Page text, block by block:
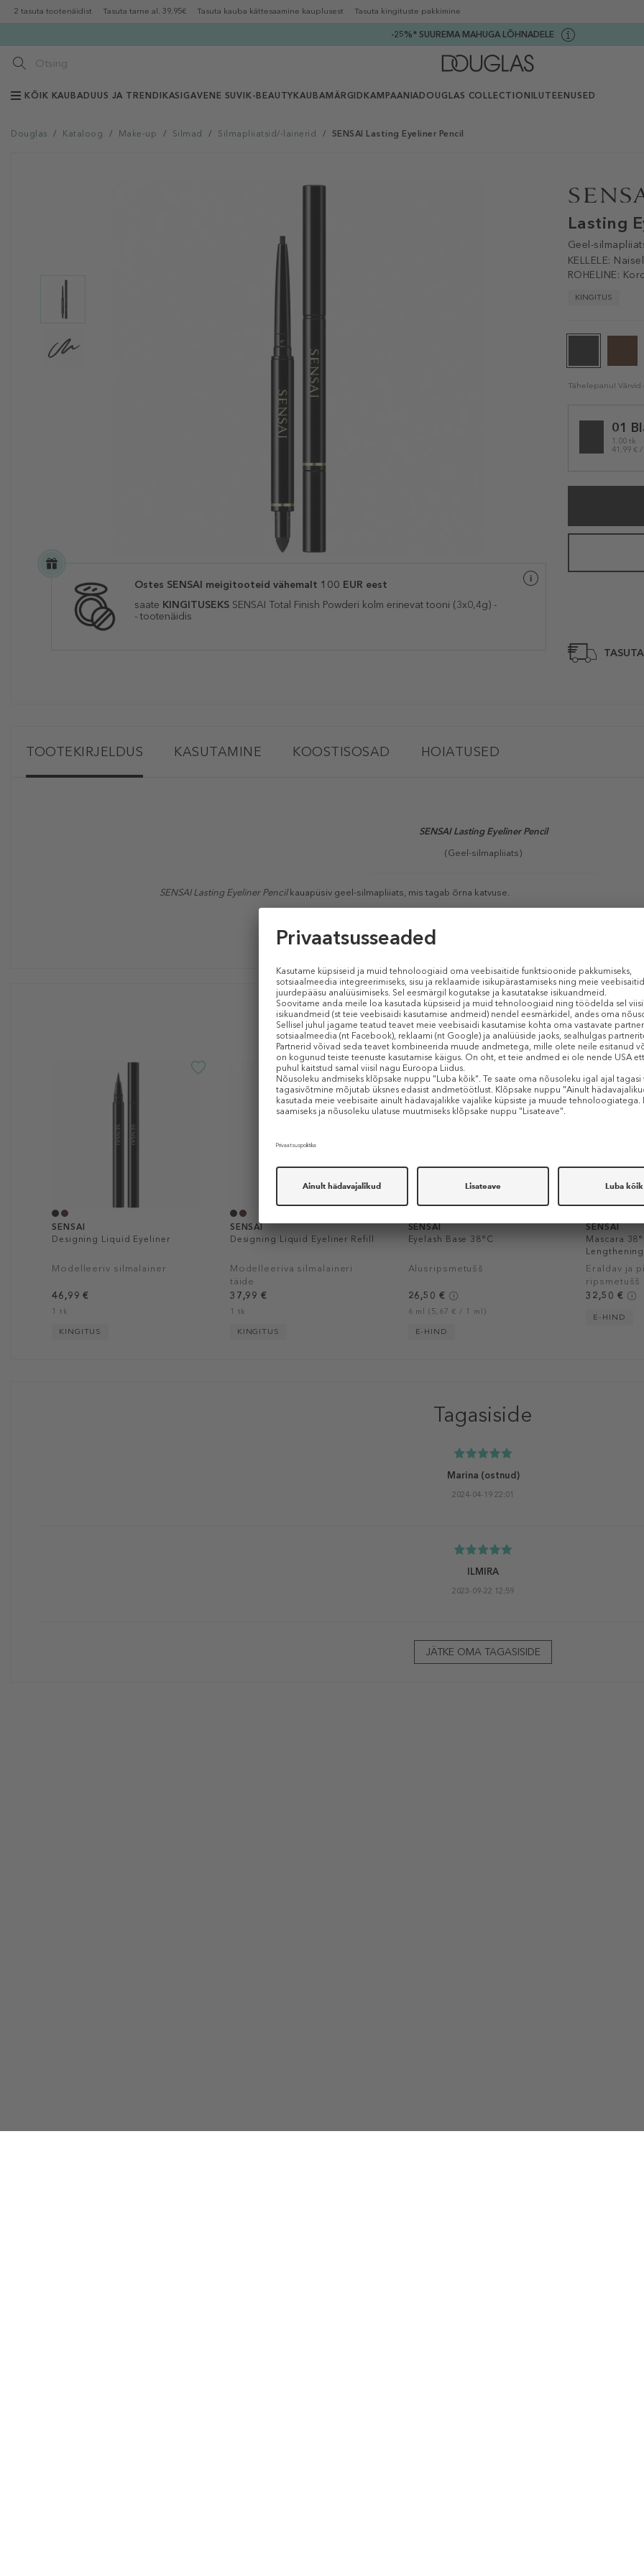
2 tasuta tootenäidist Tasuta tarne al. 39,95€ Tasuta kauba kättesaamine kauplusest Tasuta kingituste pakkimine
-25%* SUUREMA MAHUGA LÕHNADELE
KÕIK KAUBADUUS JA TRENDIKAS IGAVENE SUVI K-BEAUTY KAUBAMÄRGID KAMPAANIADOUGLAS COLLECTION ILUTEENUSED
Douglas / Kataloog / Make-up / Silmad / Silmapliiatsid/-lainerid / SENSAI Lasting Eyeliner Pencil
Lasting
Geel-
KELLELE:
ROHELINE:
KINGITUS
Tähelepanu!
variation01
1.00 tk
41,99 €
Ostes SENSAI meigitooteid vähemalt 100 EUR eest
saate KINGITUSEKS SENSAI Total Finish Powderi kolm erinevat tooni (3x0,4g) -
-tootenäidis
TOOTEKIRJELDUS KASUTAMINE KOOSTISOSAD HOIATUSED
SENSAILasting Eyeliner Pencil
(Geel-silmapliiats)
SENSAI Lasting Eyeliner Pencilkauapüsiv geel-silmapliiats, mis tagab õrna katvuse.
Sarnased tooted
SENSAI
Designing Liquid Eyeliner
Modelleeriv silmalainer
46,99 €
1 tk
KINGITUS
SENSAI
Designing Liquid Eyeliner Refill
Modelleeriva silmalaineri
täide
37,99 €
1 tk
KINGITUS
SENSAI
Eyelash Base 38°C
Alusripsmetušš
26,50 €
6 ml (5,67 € / 1 ml)
E-HIND
SENSAI
Mascara
Lengthening
Eraldav ja
ripsmetušš
32,50 €
E-HIND
Tagasiside
Marina (ostnud)
2024-04-19 22:01
ILMIRA
2023-09-22 12:59
JÄTKE OMA TAGASISIDE